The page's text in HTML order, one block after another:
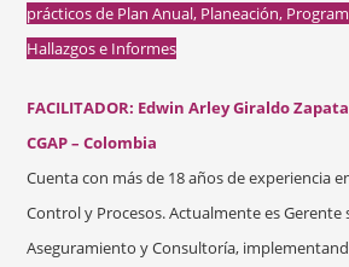
prácticos de Plan Anual, Planeación,
Hallazgos e Informes
FACILITADOR: Edwin Arley Giraldo
CGAP – Colombia
Cuenta con más de 18 años de experiencia
Control y Procesos. Actualmente es Gerente
Aseguramiento y Consultoría,